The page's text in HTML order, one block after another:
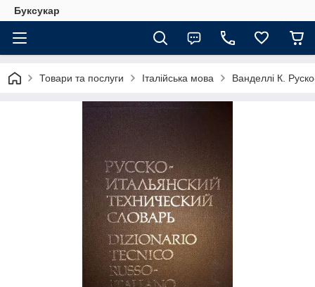
Буксукар
Товари та послуги Італійська мова Ванделлі К.